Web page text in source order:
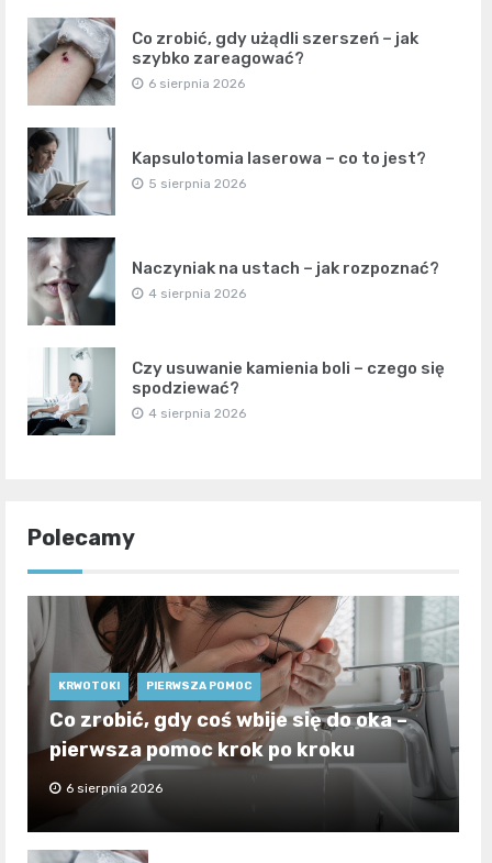
Co zrobić, gdy użądli szerszeń – jak
szybko zareagować?
6 sierpnia 2026
Kapsulotomia laserowa – co to jest?
5 sierpnia 2026
Naczyniak na ustach – jak rozpoznać?
4 sierpnia 2026
Czy usuwanie kamienia boli – czego się
spodziewać?
4 sierpnia 2026
Polecamy
KRWOTOKI PIERWSZA POMOC
Co zrobić, gdy coś wbije się do oka –
pierwsza pomoc krok po kroku
6 sierpnia 2026